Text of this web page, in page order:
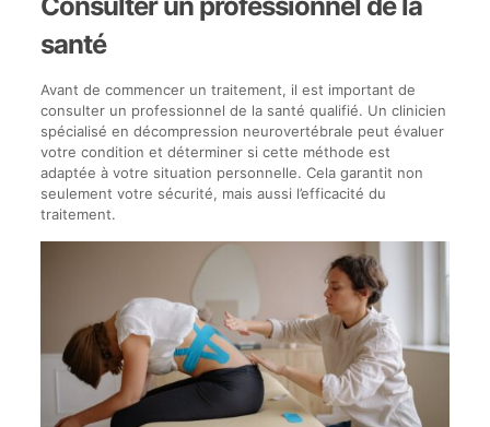
santé
Avant de commencer un traitement, il est important de
consulter un professionnel de la santé qualifié. Un clinicien
spécialisé en décompression neurovertébrale peut évaluer
votre condition et déterminer si cette méthode est
adaptée à votre situation personnelle. Cela garantit non
seulement votre sécurité, mais aussi l’efficacité du
traitement.